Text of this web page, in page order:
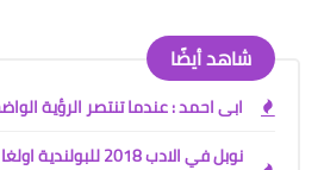
شاهد أيضًا
ابى احمد : عندما تنتصر الرؤية